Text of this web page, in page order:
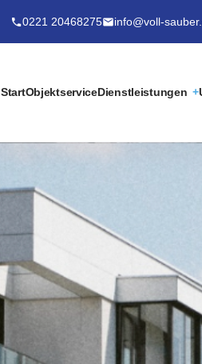
0221 20468275 info@voll-
StartObjektserviceDienstleistungen